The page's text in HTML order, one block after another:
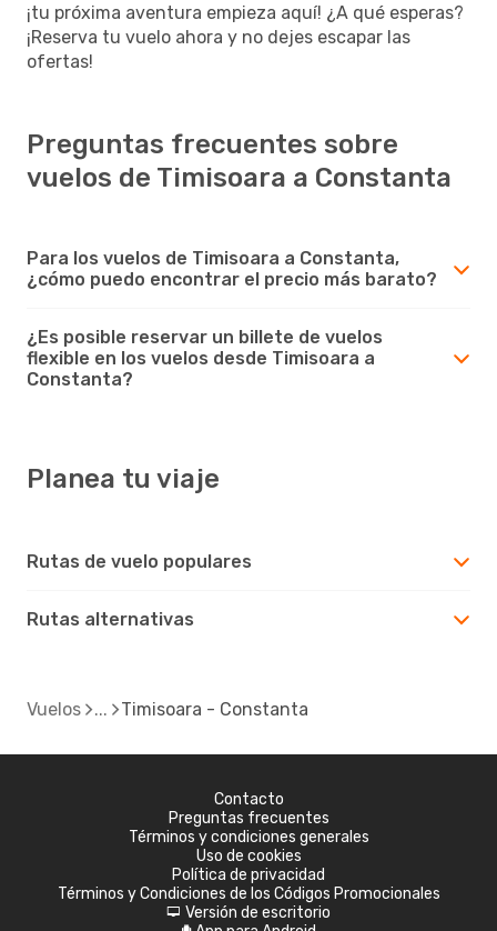
¡tu próxima aventura empieza aquí! ¿A qué esperas?
¡Reserva tu vuelo ahora y no dejes escapar las
ofertas!
Preguntas frecuentes sobre
vuelos de Timisoara a Constanta
Para los vuelos de Timisoara a Constanta,
¿cómo puedo encontrar el precio más barato?
¿Es posible reservar un billete de vuelos
flexible en los vuelos desde Timisoara a
Constanta?
Planea tu viaje
Rutas de vuelo populares
Rutas alternativas
Vuelos Timisoara - Constanta
Contacto
Preguntas frecuentes
Términos y condiciones generales
Uso de cookies
Política de privacidad
Términos y Condiciones de los Códigos Promocionales
d Versión de escritorio